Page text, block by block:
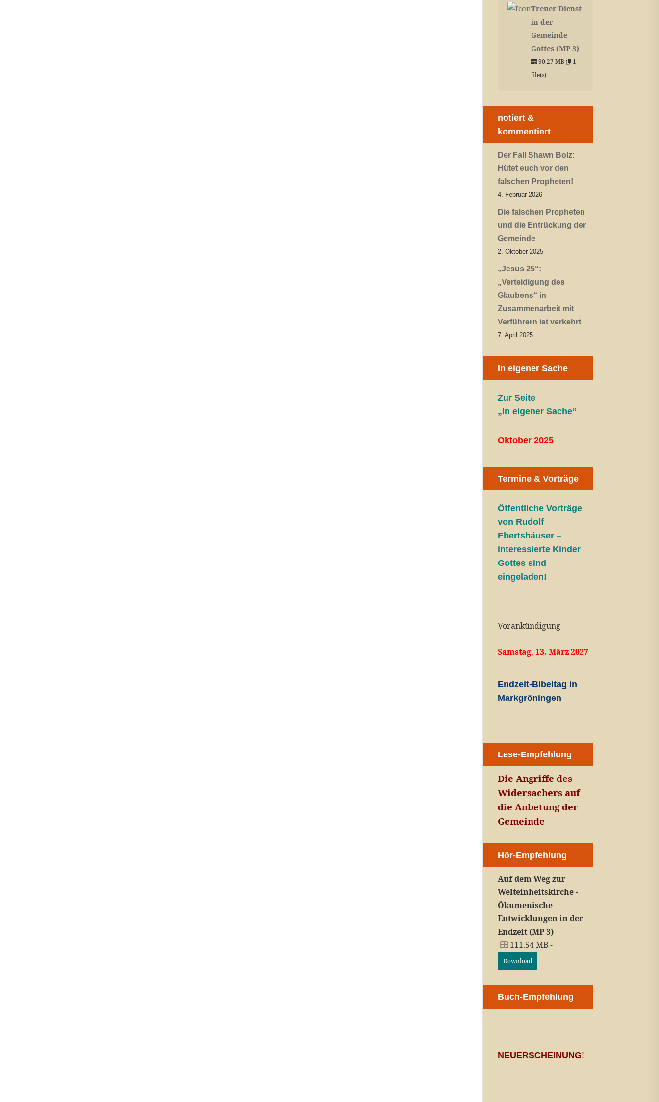
Treuer Dienst
in der
Gemeinde
Gottes (MP 3)
90.27 MB
1
file(s)
notiert &
kommentiert
Der Fall Shawn Bolz:
Hütet euch vor den
falschen Propheten!
4. Februar 2026
Die falschen Propheten
und die Entrückung der
Gemeinde
2. Oktober 2025
„Jesus 25“:
„Verteidigung des
Glaubens“ in
Zusammenarbeit mit
Verführern ist verkehrt
7. April 2025
In eigener Sache
Zur Seite
„In eigener Sache“
Oktober 2025
Termine & Vorträge
Öffentliche Vorträge
von Rudolf
Ebertshäuser –
interessierte Kinder
Gottes sind
eingeladen!
Vorankündigung
Samstag, 13. März 2027
Endzeit-Bibeltag in
Markgröningen
Lese-Empfehlung
Die Angriffe des
Widersachers auf
die Anbetung der
Gemeinde
Hör-Empfehlung
Auf dem Weg zur
Welteinheitskirche -
Ökumenische
Entwicklungen in der
Endzeit (MP 3)
111.54 MB -
Download
Buch-Empfehlung
NEUERSCHEINUNG!